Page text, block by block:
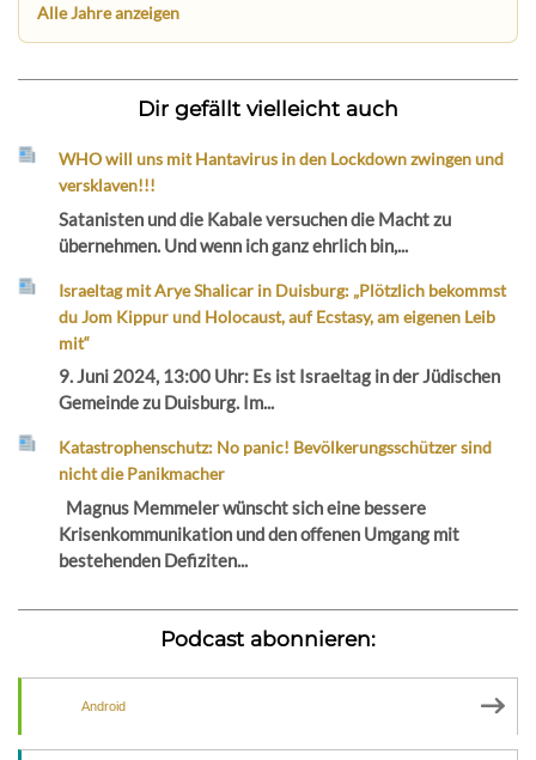
Alle Jahre anzeigen
Dir gefällt vielleicht auch
WHO will uns mit Hantavirus in den Lockdown zwingen und
versklaven!!!
Satanisten und die Kabale versuchen die Macht zu
übernehmen. Und wenn ich ganz ehrlich bin,...
Israeltag mit Arye Shalicar in Duisburg: „Plötzlich bekommst
du Jom Kippur und Holocaust, auf Ecstasy, am eigenen Leib
mit“
9. Juni 2024, 13:00 Uhr: Es ist Israeltag in der Jüdischen
Gemeinde zu Duisburg. Im...
Katastrophenschutz: No panic! Bevölkerungsschützer sind
nicht die Panikmacher
Magnus Memmeler wünscht sich eine bessere
Krisenkommunikation und den offenen Umgang mit
bestehenden Defiziten...
Podcast abonnieren:
Android